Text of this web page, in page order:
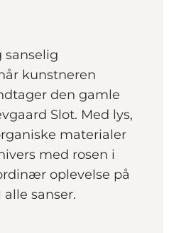
sanselig
kunstneren
den gamle
Slot. Med lys,
materialer
med rosen i
oplevelse på
sanser.